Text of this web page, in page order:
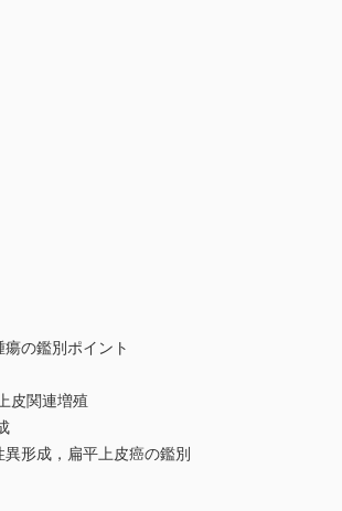
鑑別ポイント
皮関連増殖
成，扁平上皮癌の鑑別